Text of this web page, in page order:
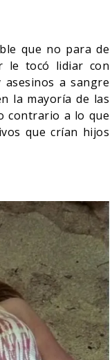
que no para de
le tocó lidiar con
a sangre
la mayoría de las
contrario a lo que
que crían hijos
RESEÑA LA
OLIVIA WILDE
SOBRE LA VIDA
06/08/2026